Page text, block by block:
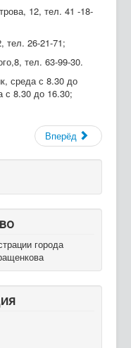
12, тел. 41 -18-
тел. 26-21-71;
тел. 63-99-30.
среда с 8.30 до
с 8.30 до 16.30;
Вперёд
города